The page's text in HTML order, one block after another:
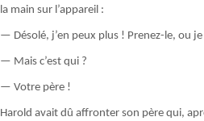
la main sur l’appareil :
— Désolé, j’en peux plus ! Prenez-le, ou
— Mais c’est qui ?
— Votre père !
Harold avait dû affronter son père qui,